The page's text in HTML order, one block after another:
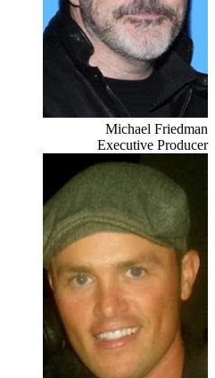
Michael Friedman
Executive Producer